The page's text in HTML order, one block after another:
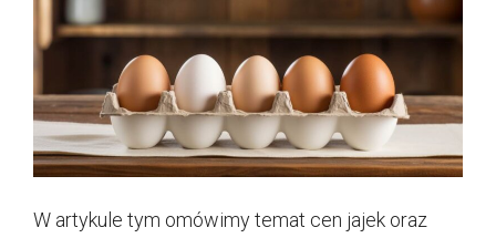
W artykule tym omówimy temat cen jajek oraz